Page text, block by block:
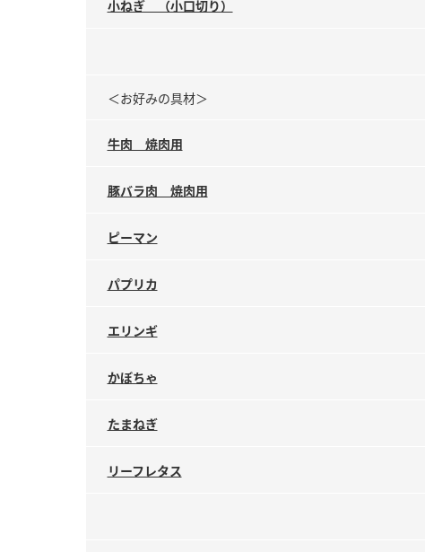
小ねぎ （小口切り）
＜お好みの具材＞
牛肉 焼肉用
豚バラ肉 焼肉用
ピーマン
パプリカ
エリンギ
かぼちゃ
たまねぎ
リーフレタス